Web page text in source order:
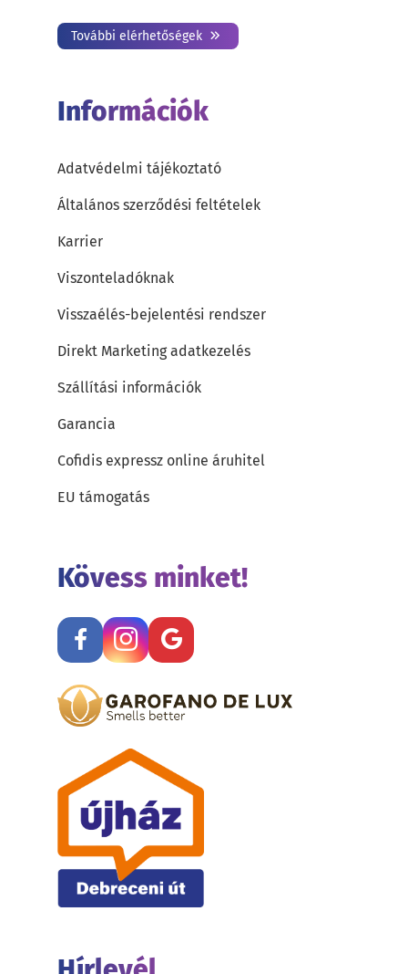
További elérhetőségek
Információk
Adatvédelmi tájékoztató
Általános szerződési feltételek
Karrier
Viszonteladóknak
Visszaélés-bejelentési rendszer
Direkt Marketing adatkezelés
Szállítási információk
Garancia
Cofidis expressz online áruhitel
EU támogatás
Kövess minket!